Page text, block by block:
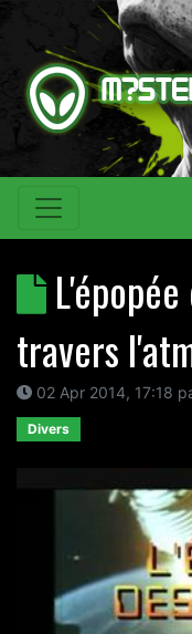
travers
02 Apr 2014, 17:18
Divers